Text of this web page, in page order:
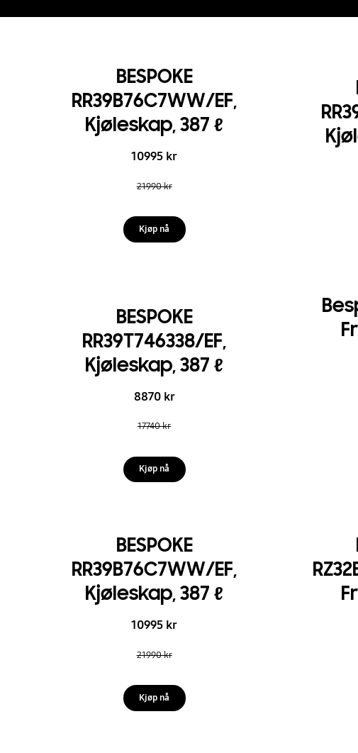
BESPOKE
RR39B76C7WW/EF,
Kjøleskap, 387 ℓ
10995 kr
21990 kr
Kjøp nå
BESPOKE
RR39T746338/EF,
Kjøleskap, 387 ℓ
8870 kr
17740 kr
Kjøp nå
BESPOKE
RR39B76C7WW/EF,
Kjøleskap, 387 ℓ
10995 kr
21990 kr
Kjøp nå